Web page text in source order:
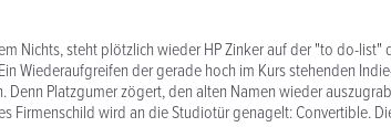
Nichts, steht plötzlich wieder HP Zinker auf der "to do-list"
Wiederaufgreifen der gerade hoch im Kurs stehenden
Denn Platzgumer zögert, den alten Namen wieder
Firmenschild wird an die Studiotür genagelt: Convertible.